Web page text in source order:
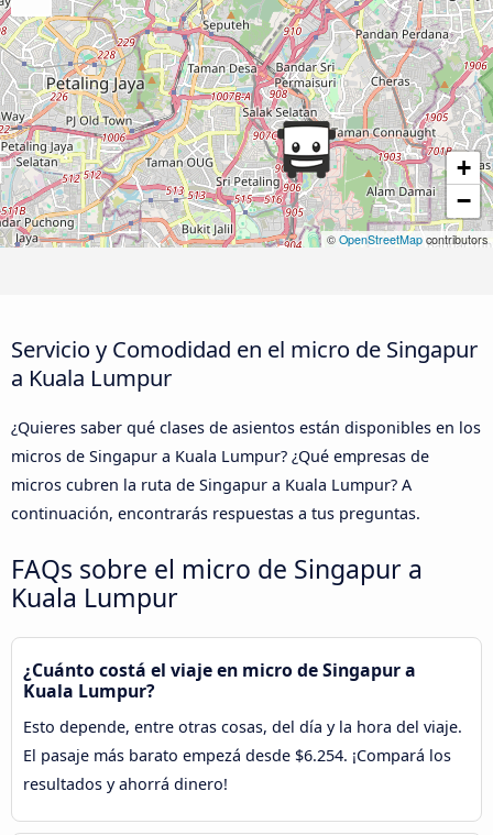
+
−
© OpenStreetMap contributors
Servicio y Comodidad en el micro de Singapur
a Kuala Lumpur
¿Quieres saber qué clases de asientos están disponibles en los
micros de Singapur a Kuala Lumpur? ¿Qué empresas de
micros cubren la ruta de Singapur a Kuala Lumpur? A
continuación, encontrarás respuestas a tus preguntas.
FAQs sobre el micro de Singapur a
Kuala Lumpur
¿Cuánto costá el viaje en micro de Singapur a
Kuala Lumpur?
Esto depende, entre otras cosas, del día y la hora del viaje.
El pasaje más barato empezá desde $6.254. ¡Compará los
resultados y ahorrá dinero!